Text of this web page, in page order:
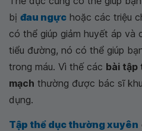
bị đau ngực hoặc các triệu
có thể giúp giảm huyết áp và
tiểu đường, nó có thể giúp
trong máu. Vì thế các bài tập
mạch thường được bác sĩ
dụng.
Tập thể dục thường xuyên